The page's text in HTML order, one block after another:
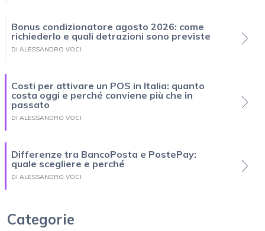
Bonus condizionatore agosto 2026: come
richiederlo e quali detrazioni sono previste
DI ALESSANDRO VOCI
Costi per attivare un POS in Italia: quanto
costa oggi e perché conviene più che in
passato
DI ALESSANDRO VOCI
Differenze tra BancoPosta e PostePay:
quale scegliere e perché
DI ALESSANDRO VOCI
Categorie